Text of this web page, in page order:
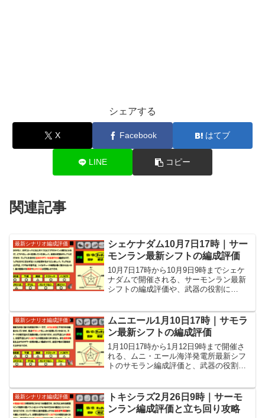
シェアする
X Facebook はてブ
LINE コピー
関連記事
最新シナリオ編成評価
シェケナダム10月7日17時｜サー
モンラン最新シフトの編成評価
10月7日17時から10月9日9時までシェケ
ナダムで開催される、サーモンラン最新
シフトの編成評価や、武器の役割に
最新シナリオ編成評価
ムニエール1月10日17時｜サモラ
ン最新シフトの編成評価
1月10日17時から1月12日9時まで開催さ
れる、ムニ・エール海洋発電所最新シフ
トのサモラン編成評価と、武器の役割や
最新シナリオ編成評価
トキシラズ2月26日9時｜サーモ
ンラン編成評価と立ち回り攻略